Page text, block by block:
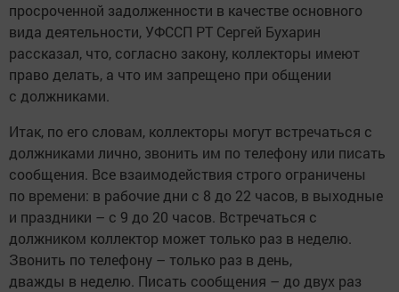
просроченной задолженности в качестве основного
вида деятельности, УФССП РТ Сергей Бухарин
рассказал, что, согласно закону, коллекторы имеют
право делать, а что им запрещено при общении
с должниками.
Итак, по его словам, коллекторы могут встречаться с
должниками лично, звонить им по телефону или писать
сообщения. Все взаимодействия строго ограничены
по времени: в рабочие дни с 8 до 22 часов, в выходные
и праздники – с 9 до 20 часов. Встречаться с
должником коллектор может только раз в неделю.
Звонить по телефону – только раз в день,
дважды в неделю. Писать сообщения – до двух раз